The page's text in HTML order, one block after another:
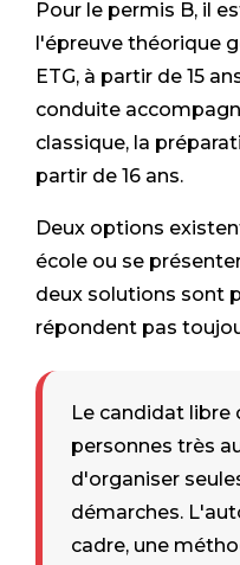
Pour le permis B, il
l'épreuve théorique
ETG, à partir de 15
conduite
classique, la
partir de 16 ans.
Deux options
école ou se
deux solutions sont
répondent pas
Le candidat libre
personnes très
d'organiser
démarches.
cadre, une